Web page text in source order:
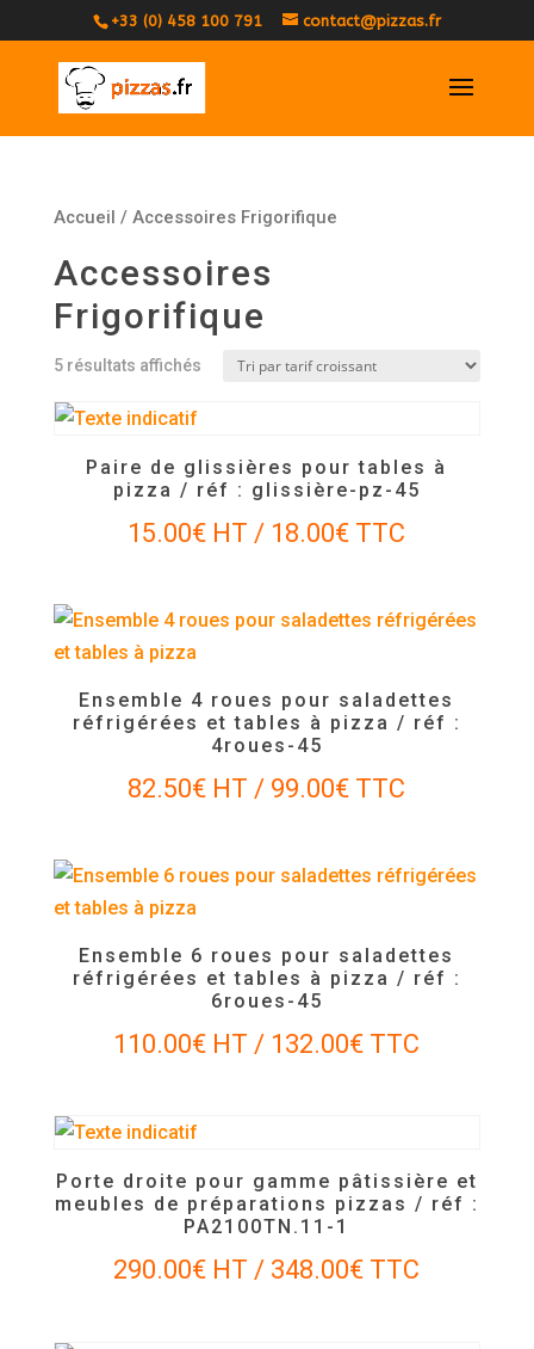
+33 (0) 458 100 791 contact@pizzas.fr
Accueil / Accessoires Frigorifique
Accessoires
Frigorifique
5 résultats affichésTrié
croissant
Paire de glissières pour tables à
pizza / réf : glissière-pz-45
15.00€ HT / 18.00€ TTC
Ensemble 4 roues pour saladettes
réfrigérées et tables à pizza / réf :
4roues-45
82.50€ HT / 99.00€ TTC
Ensemble 6 roues pour saladettes
réfrigérées et tables à pizza / réf :
6roues-45
110.00€ HT / 132.00€ TTC
Porte droite pour gamme pâtissière et
meubles de préparations pizzas / réf :
PA2100TN.11-1
290.00€ HT / 348.00€ TTC